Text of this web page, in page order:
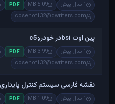
1 سال پیش 5.09 MB
PDF
cosehof132@dwriters.com
پین اوت bsiدر خودروc5
1 سال پیش 3.99 MB
PDF
cosehof132@dwriters.com
نقشه فارسی سیستم کنترل پایداری esp
1 سال پیش 1.09 MB
PDF